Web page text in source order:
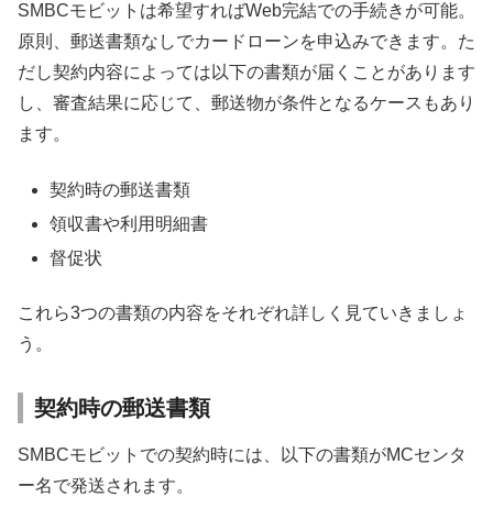
SMBCモビットは希望すればWeb完結での手続きが可能。
原則、郵送書類なしでカードローンを申込みできます。た
だし契約内容によっては以下の書類が届くことがあります
し、審査結果に応じて、郵送物が条件となるケースもあり
ます。
契約時の郵送書類
領収書や利用明細書
督促状
これら3つの書類の内容をそれぞれ詳しく見ていきましょ
う。
契約時の郵送書類
SMBCモビットでの契約時には、以下の書類がMCセンタ
ー名で発送されます。